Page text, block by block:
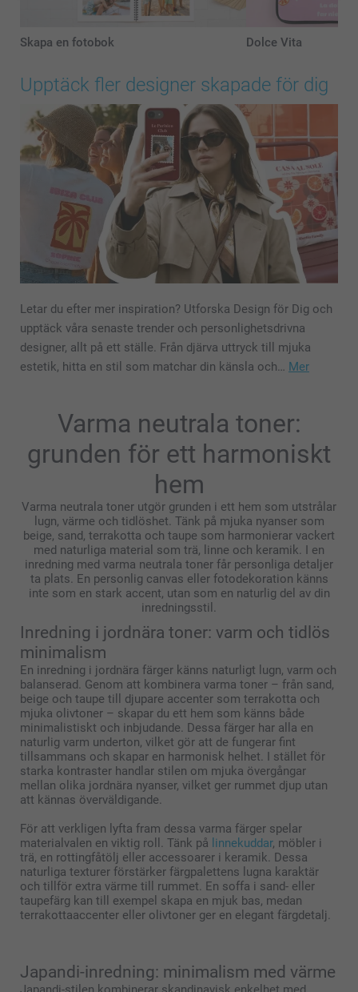
Skapa en fotobok Dolce Vita
Upptäck fler designer skapade för dig
Letar du efter mer inspiration? Utforska Design för Dig och
upptäck våra senaste trender och personlighetsdrivna
designer, allt på ett ställe. Från djärva uttryck till mjuka
estetik, hitta en stil som matchar din känsla och… Mer
Varma neutrala toner:
grunden för ett harmoniskt
hem
Varma neutrala toner utgör grunden i ett hem som utstrålar
lugn, värme och tidlöshet. Tänk på mjuka nyanser som
beige, sand, terrakotta och taupe som harmonierar vackert
med naturliga material som trä, linne och keramik. I en
inredning med varma neutrala toner får personliga detaljer
ta plats. En personlig canvas eller fotodekoration känns
inte som en stark accent, utan som en naturlig del av din
inredningsstil.
Inredning i jordnära toner: varm och tidlös
minimalism
En inredning i jordnära färger känns naturligt lugn, varm och
balanserad. Genom att kombinera varma toner – från sand,
beige och taupe till djupare accenter som terrakotta och
mjuka olivtoner – skapar du ett hem som känns både
minimalistiskt och inbjudande. Dessa färger har alla en
naturlig varm underton, vilket gör att de fungerar fint
tillsammans och skapar en harmonisk helhet. I stället för
starka kontraster handlar stilen om mjuka övergångar
mellan olika jordnära nyanser, vilket ger rummet djup utan
att kännas överväldigande.
För att verkligen lyfta fram dessa varma färger spelar
materialvalen en viktig roll. Tänk på linnekuddar, möbler i
trä, en rottingfåtölj eller accessoarer i keramik. Dessa
naturliga texturer förstärker färgpalettens lugna karaktär
och tillför extra värme till rummet. En soffa i sand- eller
taupefärg kan till exempel skapa en mjuk bas, medan
terrakottaaccenter eller olivtoner ger en elegant färgdetalj.
Japandi-inredning: minimalism med värme